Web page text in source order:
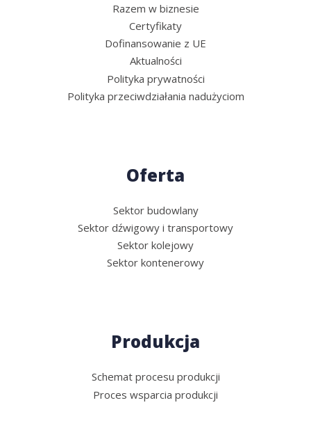
Razem w biznesie
Certyfikaty
Dofinansowanie z UE
Aktualności
Polityka prywatności
Polityka przeciwdziałania nadużyciom
Oferta
Sektor budowlany
Sektor dźwigowy i transportowy
Sektor kolejowy
Sektor kontenerowy
Produkcja
Schemat procesu produkcji
Proces wsparcia produkcji